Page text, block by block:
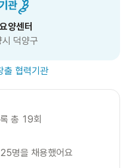
양센터
덕양구
출 협력기관
총 19회
명을 채용했어요